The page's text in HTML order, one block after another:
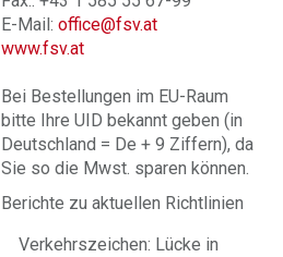
E-Mail: office@fsv.at
www.fsv.at
Bei Bestellungen im EU-Raum
bitte Ihre UID bekannt geben (in
Deutschland = De + 9 Ziffern), da
Sie so die Mwst. sparen können.
Berichte zu aktuellen Richtlinien
Verkehrszeichen: Lücke in